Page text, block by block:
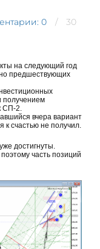
0
30
на следующий год
предшествующих
получением
СП-2.
вчера вариант
к счастью не получил.
достигнуты.
часть позиций